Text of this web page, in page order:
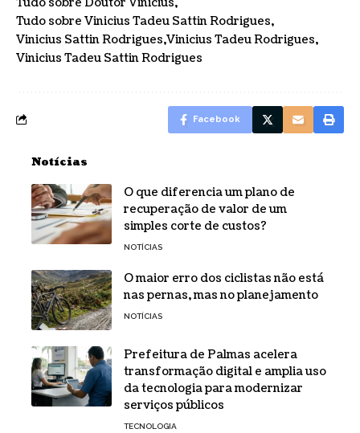
Tudo sobre Vinicius Tadeu Sattin Rodrigues
Vinicius Sattin Rodrigues Vinicius Tadeu Rodrigues
Vinicius Tadeu Sattin Rodrigues
Facebook
Notícias
O que diferencia um plano de
recuperação de valor de um
simples corte de custos?
NOTÍCIAS
O maior erro dos ciclistas não está
nas pernas, mas no planejamento
NOTÍCIAS
Prefeitura de Palmas acelera
transformação digital e amplia uso
da tecnologia para modernizar
serviços públicos
TECNOLOGIA